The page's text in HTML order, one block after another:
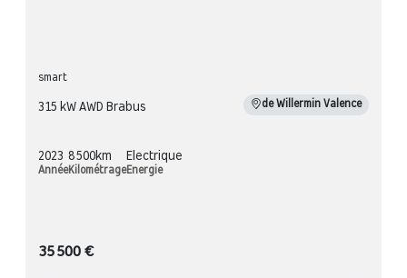
smart
315 kW AWD Brabus de Willermin Valence
2023
Année
8 500km
Kilométrage
Electrique
Energie
35 500 €